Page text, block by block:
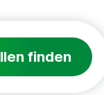
finden